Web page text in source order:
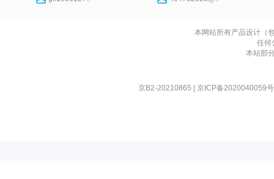
本网站所有产品设计（
任何
本站部
京B2-20210865 京ICP备2020040059